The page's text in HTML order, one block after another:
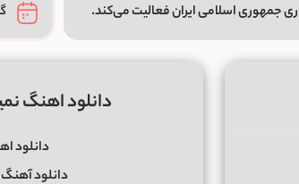
جمهوری اسلامی ایران فعالیت می‌کند.
دانلود اهنگ
دانلود
دانلود آهنگ